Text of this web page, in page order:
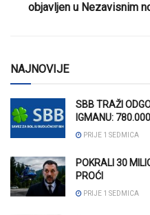
objavljen u Nezavisnim
NAJNOVIJE
SBB TRAŽI
IGMANU:
PRIJE 1 SEDMICA
POKRALI 30
PROĆI
PRIJE 1 SEDMICA